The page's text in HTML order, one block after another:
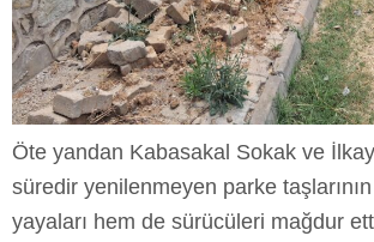
Öte yandan Kabasakal Sokak ve
süredir yenilenmeyen parke
yayaları hem de sürücüleri mağdur